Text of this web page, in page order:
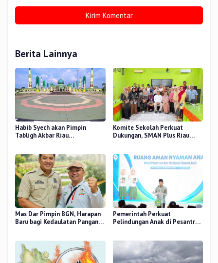
Berita Lainnya
Habib Syech akan Pimpin
Tabligh Akbar Riau
Komite Sekolah Perkuat
Dukungan, SMAN Plus Riau
Mas Dar Pimpin BGN, Harapan
Baru bagi Kedaulatan Pangan
Pemerintah Perkuat
Pelindungan Anak di Pesantren